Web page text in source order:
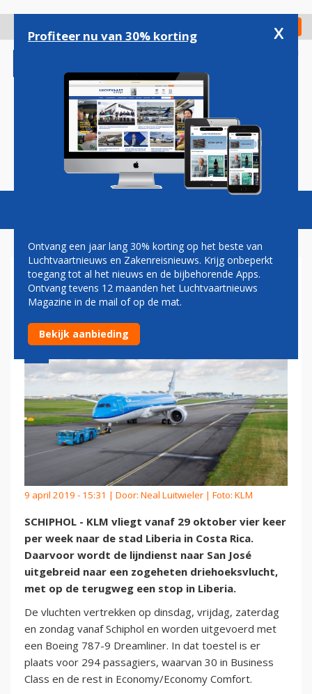
gaan
Check in
Magazine Podcasts Vacatures
KLM START VLUCHTEN NAAR
LIBERIA IN COSTA RICA
9 april 2019 - 15:31 | Door: Neal Luitwieler | Foto: KLM
SCHIPHOL - KLM vliegt vanaf 29 oktober vier keer
per week naar de stad Liberia in Costa Rica.
Daarvoor wordt de lijndienst naar San José
uitgebreid naar een zogeheten driehoeksvlucht,
met op de terugweg een stop in Liberia.
De vluchten vertrekken op dinsdag, vrijdag, zaterdag
en zondag vanaf Schiphol en worden uitgevoerd met
een Boeing 787-9 Dreamliner. In dat toestel is er
plaats voor 294 passagiers, waarvan 30 in Business
Class en de rest in Economy/Economy Comfort.
Profiteer nu van 30% korting x
Ontvang een jaar lang 30% korting op het beste van
Luchtvaartnieuws en Zakenreisnieuws. Krijg onbeperkt
toegang tot al het nieuws en de bijbehorende Apps.
Ontvang tevens 12 maanden het Luchtvaartnieuws
Magazine in de mail of op de mat.
Bekijk aanbieding